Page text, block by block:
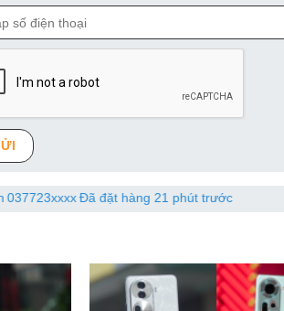
Đã đặt hàng 21 phút trước Trần